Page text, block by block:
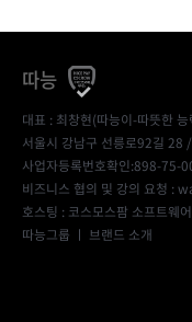
따능
대표 : 최창현(따능이-따뜻한 능
서울시 강남구 선릉로92길
사업자등록번호확인:898-75-
비즈니스 협의 및 강의 요청
호스팅 : 코스모스팜 소프트웨어
따능그룹 ㅣ 브랜드 소개